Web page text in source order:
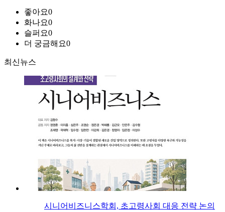
좋아요0
화나요0
슬퍼요0
더 궁금해요0
최신뉴스
시니어비즈니스학회, 초고령사회 대응 전략 논의